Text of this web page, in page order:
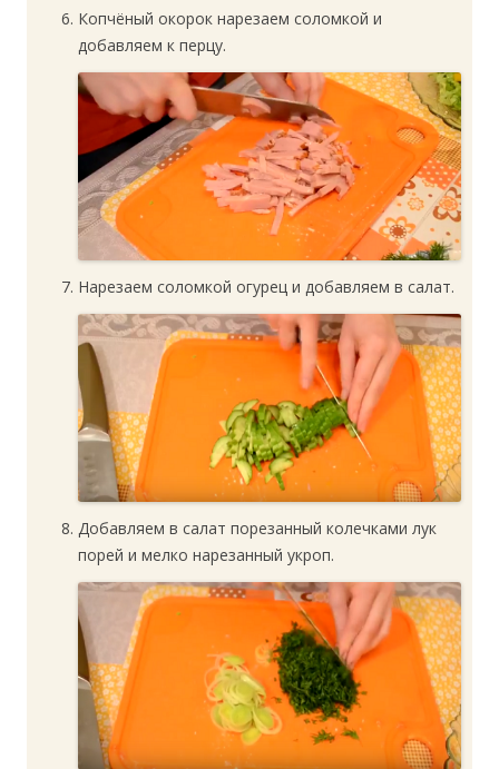
Копчёный окорок нарезаем соломкой и
добавляем к перцу.
Нарезаем соломкой огурец и добавляем в салат.
Добавляем в салат порезанный колечками лук
порей и мелко нарезанный укроп.